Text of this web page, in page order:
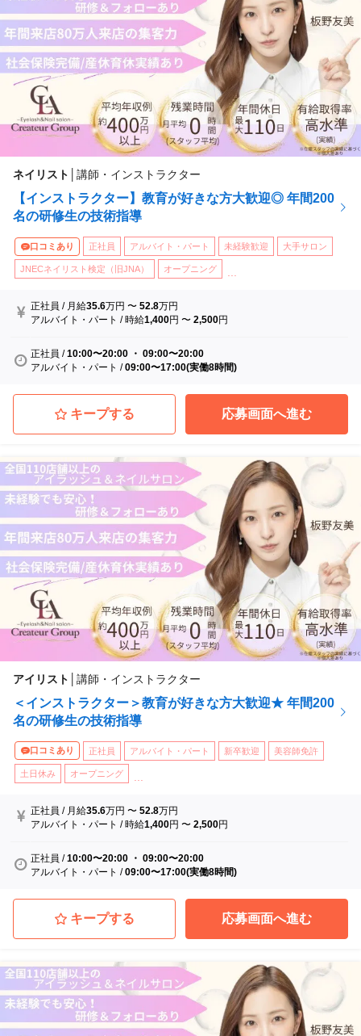
ネイリスト 講師・インストラクター
【インストラクター】教育が好きな方大歓迎◎ 年間200
名の研修生の技術指導
口コミあり 正社員 アルバイト・パート 未経験歓迎 大手サロン
JNECネイリスト検定（旧JNA） オープニング ...
正社員 / 月給35.6万円 〜52.8万円
アルバイト・パート /時給1,400円 〜2,500円
正社員 /10:00〜20:00 ・ 09:00〜20:00
アルバイト・パート /09:00〜17:00(実働8時間)
キープする 応募画面へ進む
アイリスト 講師・インストラクター
＜インストラクター＞教育が好きな方大歓迎★ 年間200
名の研修生の技術指導
口コミあり 正社員 アルバイト・パート 新卒歓迎 美容師免許
土日休み オープニング
正社員 / 月給35.6万円 〜52.8万円
アルバイト・パート /時給1,400円 〜2,500円
正社員 /10:00〜20:00 ・ 09:00〜20:00
アルバイト・パート /09:00〜17:00(実働8時間)
キープする 応募画面へ進む